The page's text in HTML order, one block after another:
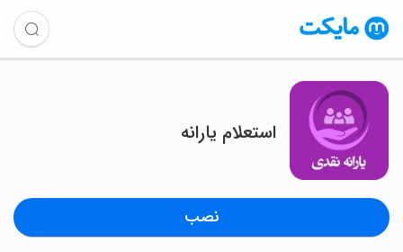
استعلام یارانه
نصب